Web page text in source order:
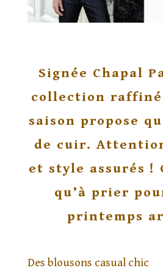
Signée Chapal
collection
saison propose
de cuir.
et style assurés !
qu’à prier
printemps
Des blousons casual chic